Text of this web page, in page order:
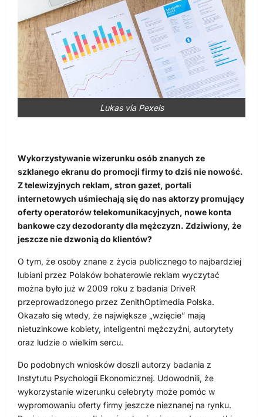
Lukas via Pexels
Wykorzystywanie wizerunku osób znanych ze
szklanego ekranu do promocji firmy to dziś nie nowość.
Z telewizyjnych reklam, stron gazet, portali
internetowych uśmiechają się do nas aktorzy promujący
oferty operatorów telekomunikacyjnych, nowe konta
bankowe czy dezodoranty dla mężczyzn. Zdziwiony, że
jeszcze nie dzwonią do klientów?
O tym, że osoby znane z życia publicznego to najbardziej
lubiani przez Polaków bohaterowie reklam wyczytać
można było już w 2009 roku z badania DriveR
przeprowadzonego przez ZenithOptimedia Polska.
Okazało się wtedy, że największe „wzięcie” mają
nietuzinkowe kobiety, inteligentni mężczyźni, autorytety
oraz ludzie o wielkim sercu.
Do podobnych wniosków doszli autorzy badania z
Instytutu Psychologii Ekonomicznej. Udowodnili, że
wykorzystanie wizerunku celebryty może pomóc w
wypromowaniu oferty firmy jeszcze nieznanej na rynku.